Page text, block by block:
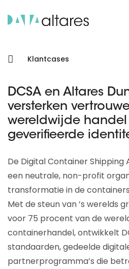
Klantcases
DCSA en Altares
versterken
wereldwijde
geverifieerde
De Digital Container Shipping
een neutrale, non-profit
transformatie in de
Met de steun van ’s werelds
voor 75 procent van de
containerhandel, ontwikkelt
standaarden, gedeelde
partnerprogramma’s die